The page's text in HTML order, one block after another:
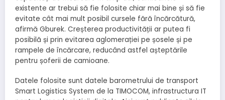
existente ar trebui să fie folosite chiar mai bine și să fie
evitate cât mai mult posibil cursele fără încărcătură,
afirmă Gburek. Creșterea productivității ar putea fi
posibilă și prin evitarea aglomerației pe șosele și pe
rampele de încărcare, reducând astfel așteptările
pentru șoferii de camioane.
Datele folosite sunt datele barometrului de transport
Smart Logistics System de la TIMOCOM, infrastructura IT